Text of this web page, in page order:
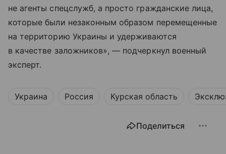
не агенты спецслужб, а просто гражданские лица,
которые были незаконным образом перемещенные
на территорию Украины и удерживаются
в качестве заложников», — подчеркнул военный
эксперт.
Украина Россия Курская область
Поделиться